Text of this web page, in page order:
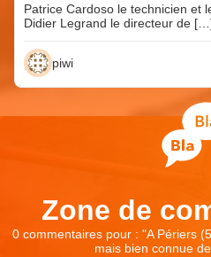
Patrice Cardoso le technicien et
Didier Legrand le directeur de
piwi
Zone de
0 commentaires pour : "A Périers
mais bien connue